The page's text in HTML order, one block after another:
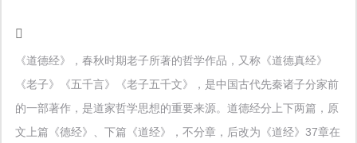
《道德经》，春秋时期老子所著的哲学作品，又称《道德真经》
《老子》《五千言》《老子五千文》，是中国古代先秦诸子分家前
的一部著作，是道家哲学思想的重要来源。道德经分上下两篇，原
文上篇《德经》、下篇《道经》，不分章，后改为《道经》37章在